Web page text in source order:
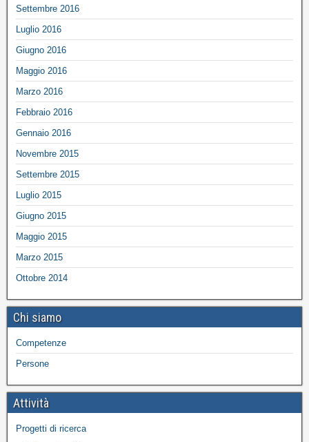
Settembre 2016
Luglio 2016
Giugno 2016
Maggio 2016
Marzo 2016
Febbraio 2016
Gennaio 2016
Novembre 2015
Settembre 2015
Luglio 2015
Giugno 2015
Maggio 2015
Marzo 2015
Ottobre 2014
Chi siamo
Competenze
Persone
Attività
Progetti di ricerca